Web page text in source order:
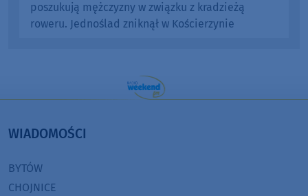
poszukują mężczyzny w związku z kradzieżą
roweru. Jednoślad zniknął w Kościerzynie
WIADOMOŚCI
BYTÓW
CHOJNICE